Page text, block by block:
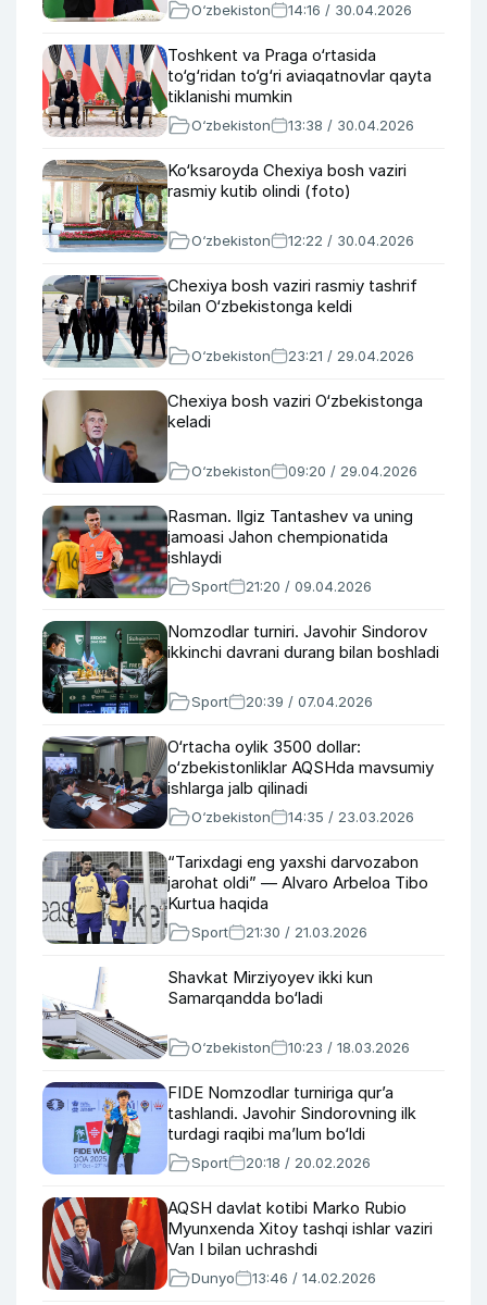
O‘zbekiston 14:16 / 30.04.2026
Toshkent va Praga o‘rtasida
to‘g‘ridan to‘g‘ri aviaqatnovlar qayta
tiklanishi mumkin
O‘zbekiston 13:38 / 30.04.2026
Ko‘ksaroyda Chexiya bosh vaziri
rasmiy kutib olindi (foto)
O‘zbekiston 12:22 / 30.04.2026
Chexiya bosh vaziri rasmiy tashrif
bilan O‘zbekistonga keldi
O‘zbekiston 23:21 / 29.04.2026
Chexiya bosh vaziri O‘zbekistonga
keladi
O‘zbekiston 09:20 / 29.04.2026
Rasman. Ilgiz Tantashev va uning
jamoasi Jahon chempionatida
ishlaydi
Sport 21:20 / 09.04.2026
Nomzodlar turniri. Javohir Sindorov
ikkinchi davrani durang bilan boshladi
Sport 20:39 / 07.04.2026
O‘rtacha oylik 3500 dollar:
o‘zbekistonliklar AQSHda mavsumiy
ishlarga jalb qilinadi
O‘zbekiston 14:35 / 23.03.2026
“Tarixdagi eng yaxshi darvozabon
jarohat oldi” — Alvaro Arbeloa Tibo
Kurtua haqida
Sport 21:30 / 21.03.2026
Shavkat Mirziyoyev ikki kun
Samarqandda bo‘ladi
O‘zbekiston 10:23 / 18.03.2026
FIDE Nomzodlar turniriga qur’a
tashlandi. Javohir Sindorovning ilk
turdagi raqibi ma’lum bo‘ldi
Sport 20:18 / 20.02.2026
AQSH davlat kotibi Marko Rubio
Myunxenda Xitoy tashqi ishlar vaziri
Van I bilan uchrashdi
Dunyo 13:46 / 14.02.2026